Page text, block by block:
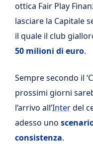
ottica Fair Play
lasciare la Capitale
il quale il club
50 milioni di euro.
Sempre secondo il
prossimi giorni
l’arrivo all’Interdel
adesso uno
consistenza.